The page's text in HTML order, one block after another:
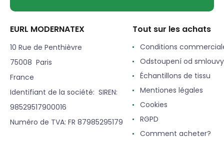
EURL MODERNATEX
10 Rue de Penthièvre
75008 Paris
France
Identifiant de la société: SIREN:
98529517900016
Numéro de TVA: FR 87985295179
Tout sur les achats
Conditions
Odstoupení od smlouvy
Échantillons de tissu
Mentiones légales
Cookies
RGPD
Comment acheter?